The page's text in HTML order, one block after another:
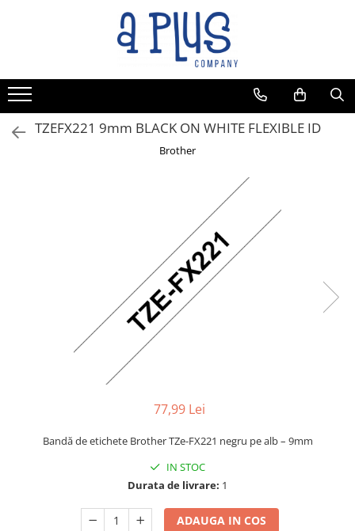
TZEFX221 9mm BLACK ON WHITE FLEXIBLE ID
Brother
77,99 Lei
Bandă de etichete Brother TZe-FX221 negru pe alb – 9mm
IN STOC
Durata de livrare: 1
ADAUGA IN COS